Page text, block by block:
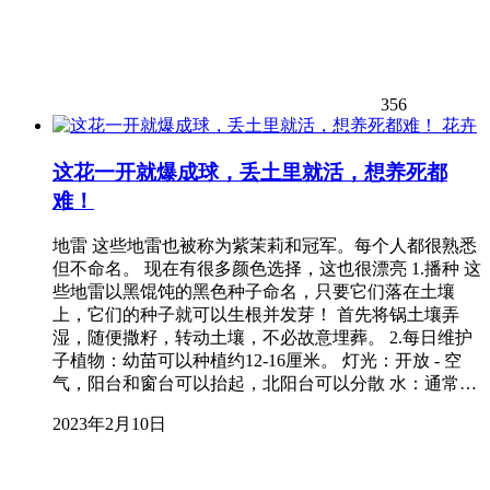
356
花卉
这花一开就爆成球，丢土里就活，想养死都
难！
地雷 这些地雷也被称为紫茉莉和冠军。每个人都很熟悉
但不命名。 现在有很多颜色选择，这也很漂亮 1.播种 这
些地雷以黑馄饨的黑色种子命名，只要它们落在土壤
上，它们的种子就可以生根并发芽！ 首先将锅土壤弄
湿，随便撒籽，转动土壤，不必故意埋葬。 2.每日维护
子植物：幼苗可以种植约12-16厘米。 灯光：开放 - 空
气，阳台和窗台可以抬起，北阳台可以分散 水：通常…
2023年2月10日